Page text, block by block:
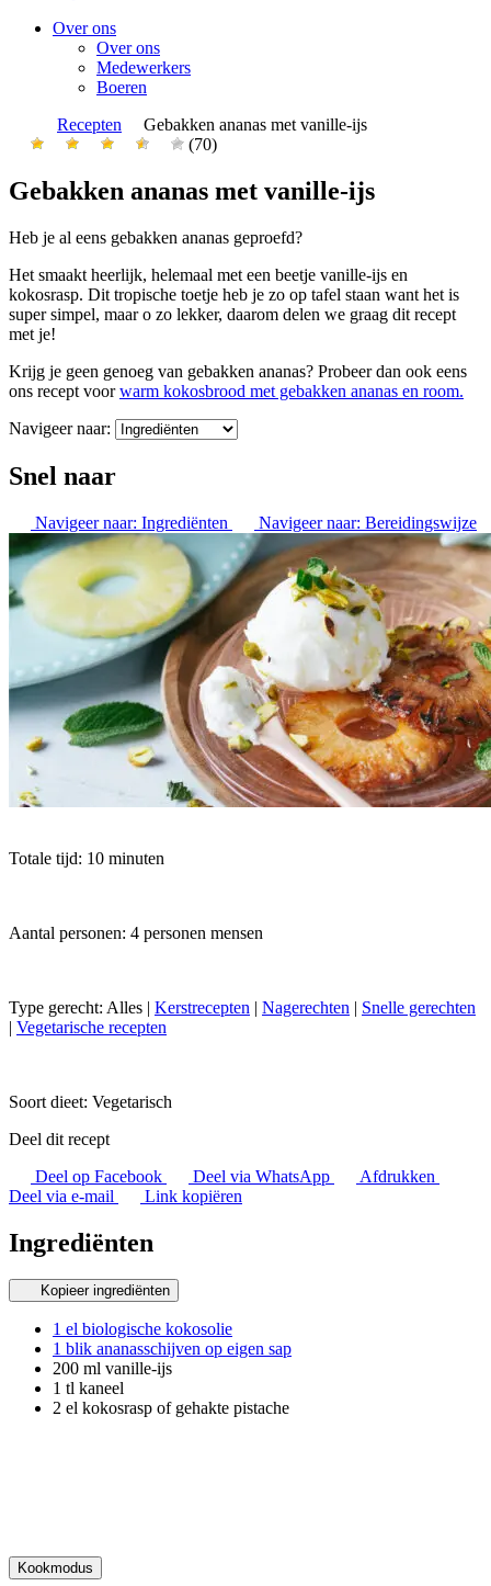
Over ons
Over ons
Medewerkers
Boeren
Recepten
Gebakken ananas met vanille-ijs
(70)
Gebakken ananas met vanille-ijs
Heb je al eens gebakken ananas geproefd?
Het smaakt heerlijk, helemaal met een beetje vanille-ijs en
kokosrasp. Dit tropische toetje heb je zo op tafel staan want het is
super simpel, maar o zo lekker, daarom delen we graag dit recept
met je!
Krijg je geen genoeg van gebakken ananas? Probeer dan ook eens
ons recept voorwarm kokosbrood met gebakken ananas en room.
Navigeer naar:
Snel naar
Navigeer naar: Ingrediënten Navigeer naar: Bereidingswijze
Totale tijd: 10 minuten
Aantal personen: 4 personen mensen
Type gerecht: Alles | Kerstrecepten | Nagerechten | Snelle gerechten
| Vegetarische recepten
Soort dieet: Vegetarisch
Deel dit recept
Deel op Facebook
Deel via WhatsApp
Afdrukken
Deel via e-mail
Link kopiëren
Ingrediënten
Kopieer ingrediënten
1 el biologische kokosolie
1 blik ananasschijven op eigen sap
200 ml vanille-ijs
1 tl kaneel
2 el kokosrasp of gehakte pistache
Kookmodus